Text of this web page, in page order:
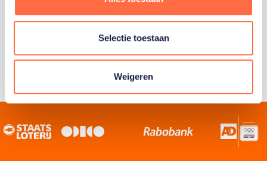
Selectie toestaan
Weigeren